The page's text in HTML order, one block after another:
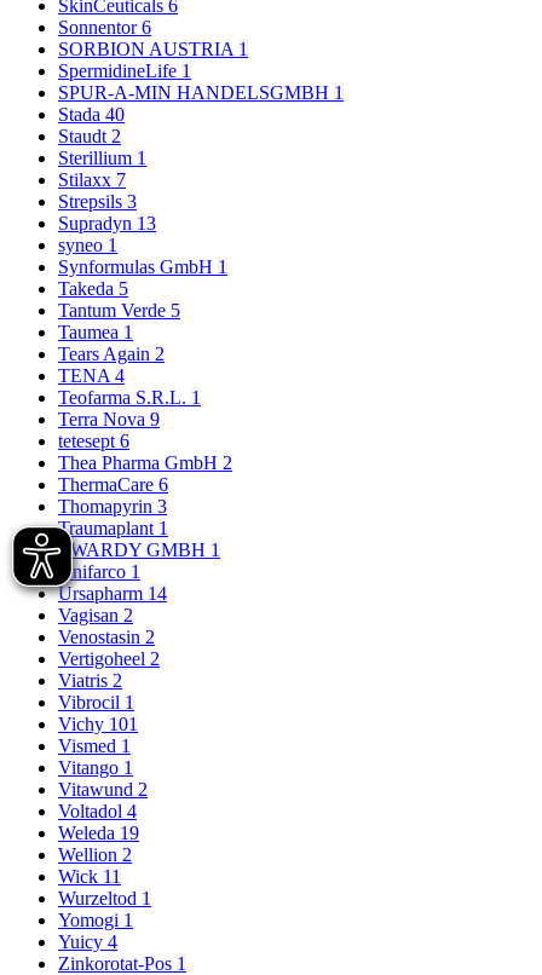
SkinCeuticals 6
Sonnentor6
SORBION AUSTRIA 1
SpermidineLife 1
SPUR-A-MIN HANDELSGMBH 1
Stada 40
Staudt 2
Sterillium 1
Stilaxx 7
Strepsils 3
Supradyn 13
syneo 1
Synformulas GmbH 1
Takeda 5
Tantum Verde 5
Taumea 1
Tears Again 2
TENA 4
Teofarma S.R.L. 1
Terra Nova 9
tetesept 6
Thea Pharma GmbH 2
ThermaCare 6
Thomapyrin 3
Traumaplant 1
TWARDY GMBH 1
Unifarco 1
Ursapharm 14
Vagisan 2
Venostasin 2
Vertigoheel 2
Viatris 2
Vibrocil 1
Vichy 101
Vismed 1
Vitango 1
Vitawund 2
Voltadol 4
Weleda 19
Wellion 2
Wick 11
Wurzeltod 1
Yomogi 1
Yuicy 4
Zinkorotat-Pos 1